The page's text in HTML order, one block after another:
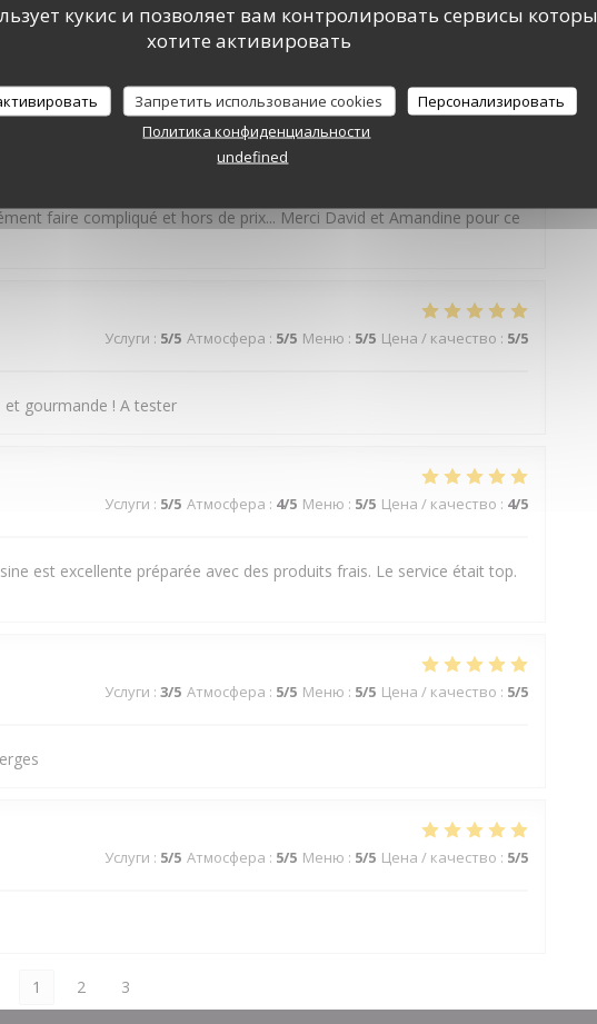
кукис и позволяет вам контролировать сервисы
хотите активировать
Запретить использование cookies
Персонализировать
Политика конфиденциальности
undefined
un service par des personnes adorables. Une de mes adresses
Атмосфера: 4/5
faire compliqué et hors de prix... Merci David et Amandine pour ce
Услуги : 5/5 Атмосфера : 5/5 Меню : 5/5 Цена / качество : 5/5
gourmande ! A tester
Услуги : 5/5 Атмосфера : 4/5 Меню : 5/5 Цена / качество : 4/5
est excellente préparée avec des produits frais. Le service était top.
Услуги : 3/5 Атмосфера : 5/5 Меню : 5/5 Цена / качество : 5/5
Услуги : 5/5 Атмосфера : 5/5 Меню : 5/5 Цена / качество : 5/5
1 2 3